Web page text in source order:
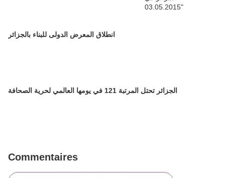
انطلاق المعرض الدولى للبناء بالجزائر
الجزائر تحتل المرتبة 121 في يومها العالمي لحرية الصحافة
Commentaires